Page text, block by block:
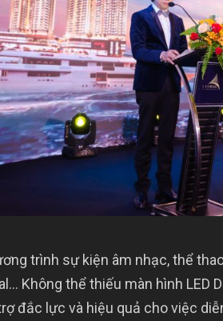
trình sự kiện âm nhạc, thể
Không thể thiếu màn hình LED
đắc lực và hiệu quả cho việc